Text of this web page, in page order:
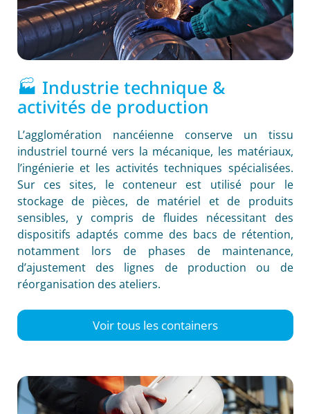
🏭 Industrie technique &
activités de production
L’agglomération nancéienne conserve un tissu
industriel tourné vers la mécanique, les matériaux,
l’ingénierie et les activités techniques spécialisées.
Sur ces sites, le conteneur est utilisé pour le
stockage de pièces, de matériel et de produits
sensibles, y compris de fluides nécessitant des
dispositifs adaptés comme des bacs de rétention,
notamment lors de phases de maintenance,
d’ajustement des lignes de production ou de
réorganisation des ateliers.
Voir tous les containers